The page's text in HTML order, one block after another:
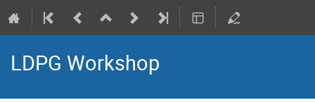
LDPG Workshop